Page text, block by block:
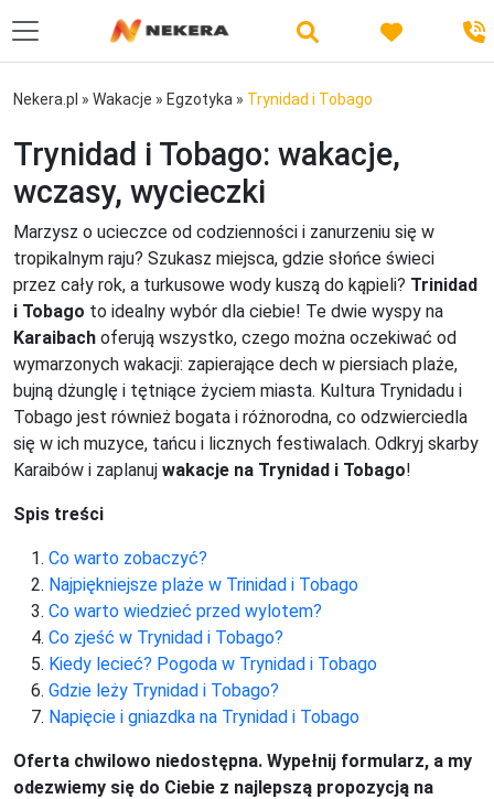
Nekera.pl » Wakacje » Egzotyka » Trynidad i Tobago
Trynidad i Tobago: wakacje,
wczasy, wycieczki
Marzysz o ucieczce od codzienności i zanurzeniu się w
tropikalnym raju? Szukasz miejsca, gdzie słońce świeci
przez cały rok, a turkusowe wody kuszą do kąpieli? Trinidad
i Tobago to idealny wybór dla ciebie! Te dwie wyspy na
Karaibach oferują wszystko, czego można oczekiwać od
wymarzonych wakacji: zapierające dech w piersiach plaże,
bujną dżunglę i tętniące życiem miasta. Kultura Trynidadu i
Tobago jest również bogata i różnorodna, co odzwierciedla
się w ich muzyce, tańcu i licznych festiwalach. Odkryj skarby
Karaibów i zaplanuj wakacje na Trynidad i Tobago!
Spis treści
Co warto zobaczyć?
Najpiękniejsze plaże w Trinidad i Tobago
Co warto wiedzieć przed wylotem?
Co zjeść w Trynidad i Tobago?
Kiedy lecieć? Pogoda w Trynidad i Tobago
Gdzie leży Trynidad i Tobago?
Napięcie i gniazdka na Trynidad i Tobago
Oferta chwilowo niedostępna. Wypełnij formularz, a my
odezwiemy się do Ciebie z najlepszą propozycją na